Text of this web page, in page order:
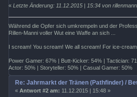
«Letzte Änderung: 11.12.2015 | 15:34 von
Während die Opfer sich umkrempeln und der
Rillen-Manni voller Wut eine Waffe an sich ...
I scream! You scream! We all scream! For ice-
Power Gamer: 67% | Butt-Kicker: 54% | Tactician:
Actor: 50% | Storyteller: 50% | Casual Gamer: 50%
Re: Jahrmarkt der Tränen (Pathfinder) /
« Antwort #2 am: 11.12.2015 | 15:48 »